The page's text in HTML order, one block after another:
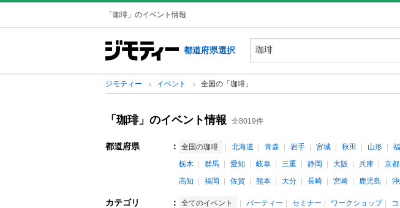
「珈琲」のイベント情報
都道府県選択
ジモティー イベント 全国の「珈琲」
「珈琲」のイベント情報 全8019件
都道府県 ： 全国の珈琲 北海道 青森 岩手 宮城 秋田 山形
栃木
群馬 愛知 岐阜 三重 静岡 大阪 兵庫 京都
高知
福岡 佐賀 熊本 大分 長崎 宮崎 鹿児島
カテゴリ ： 全てのイベント パーティー セミナー ワークショップ